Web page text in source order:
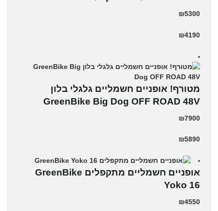
₪5300
₪4190
מטורף! אופניים חשמליים גלגלי בלון
GreenBike Big Dog OFF ROAD 48V
₪7900
₪5890
‏אופניים חשמליים ‏מתקפלים GreenBike
Yoko 16
₪4550